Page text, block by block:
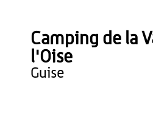
Conférence des OTSI de Thiérache
Camping de la
l'Oise
guise